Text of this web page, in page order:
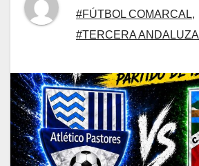
#FÚTBOL COMARCAL,
#TERCERA ANDALUZA